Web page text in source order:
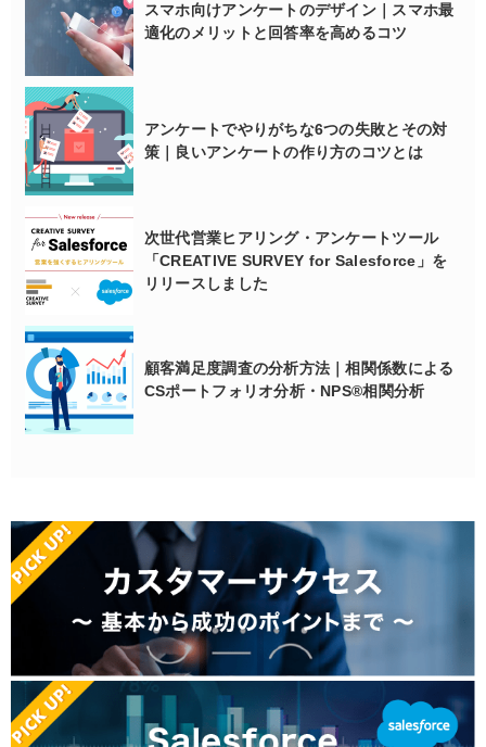
スマホ向けアンケートのデザイン｜スマホ最
適化のメリットと回答率を高めるコツ
アンケートでやりがちな6つの失敗とその対
策｜良いアンケートの作り方のコツとは
次世代営業ヒアリング・アンケートツール
「CREATIVE SURVEY for Salesforce」を
リリースしました
顧客満足度調査の分析方法｜相関係数による
CSポートフォリオ分析・NPS®相関分析